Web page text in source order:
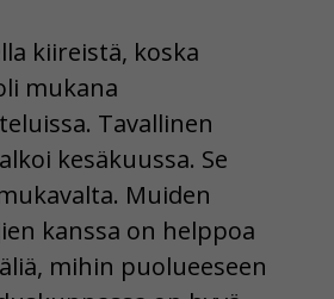
kiireistä, koska
mukana
Tavallinen
kesäkuussa. Se
Muiden
kanssa on helppoa
mihin puolueeseen